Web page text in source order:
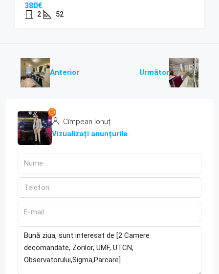
380€
2 52
Anterior Următor
Cîmpean Ionuț
Vizualizați anunțurile